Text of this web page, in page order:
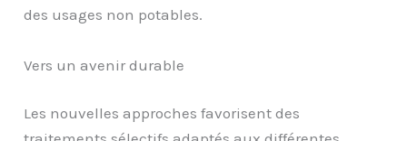
des usages non potables.
Vers un avenir durable
Les nouvelles approches favorisent des